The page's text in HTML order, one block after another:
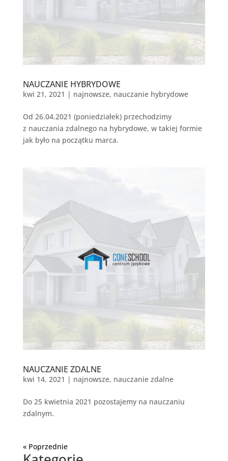
NAUCZANIE HYBRYDOWE
kwi 21, 2021 | najnowsze, nauczanie hybrydowe
Od 26.04.2021 (poniedziałek) przechodzimy
z nauczania zdalnego na hybrydowe, w takiej formie
jak było na początku marca.
NAUCZANIE ZDALNE
kwi 14, 2021 | najnowsze, nauczanie zdalne
Do 25 kwietnia 2021 pozostajemy na nauczaniu
zdalnym.
« Starsze wpisy